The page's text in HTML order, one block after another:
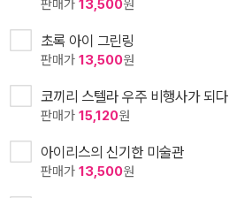
판매가 13,500원
초록 아이 그린링
판매가 13,500원
코끼리 스텔라 우주 비행사가 되다
판매가 15,120원
아이리스의 신기한 미술관
판매가 13,500원